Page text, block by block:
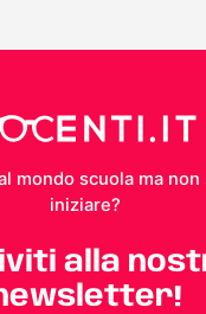
mondo scuola ma non
iniziare?
alla